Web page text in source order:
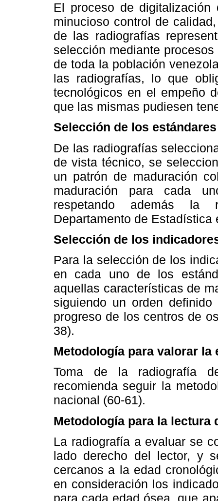
El proceso de
minucioso control de
de las radiografías
selección mediante
de toda la población
las radiografías, lo que
tecnológicos en el empeño
que las mismas pudiesen
Selección de los
De las radiografías
de vista técnico, se
un patrón de maduración
maduración para cada
respetando además la
Departamento de
Selección de los
Para la selección de los
en cada uno de los
aquellas características de
siguiendo un orden
progreso de los centros de
38).
Metodología para valorar la
Toma de la radiografía
recomienda seguir la
nacional (60-61).
Metodología para la lectura
La radiografía a evaluar se
lado derecho del lector, y
cercanos a la edad
en consideración los
para cada edad ósea, que